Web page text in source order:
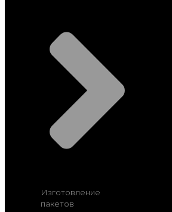
Изготовление
пакетов